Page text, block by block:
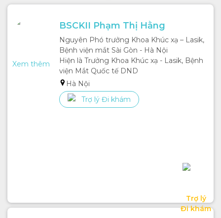
Nhược thị
Loạn thị
Các rối loạn về mắt
Hội chứng khô mắt
Rối loạn ở hốc mắt
Bong võng mạc
Xem thêm
BSCKII Phạm Thị Hằng
Nguyên Phó trưởng Khoa Khúc xạ – Lasik,
Bệnh viện mắt Sài Gòn - Hà Nội
Hiện là Trưởng Khoa Khúc xạ - Lasik, Bệnh
viện Mắt Quốc tế DND
Hà Nội
Trợ lý Đi khám
Trợ lý
Đi khám